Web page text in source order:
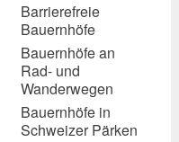
Barrierefreie
Bauernhöfe
Bauernhöfe an
Rad- und
Wanderwegen
Bauernhöfe in
Schweizer Pärken